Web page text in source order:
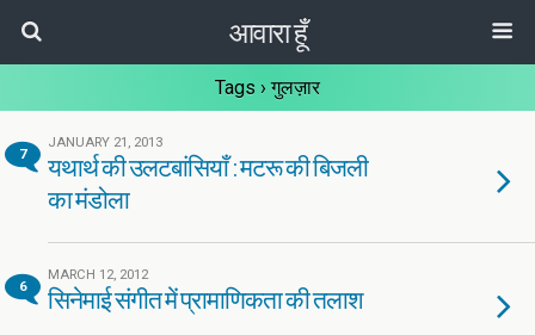
आवारा हूँ
Tags › गुलज़ार
7
JANUARY 21, 2013
यथार्थ की उलटबांसियाँ : मटरू की बिजली
का मंडोला
6
MARCH 12, 2012
सिनेमाई संगीत में प्रामाणिकता की तलाश